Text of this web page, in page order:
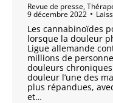
Revue de presse,
9 décembre 2022
Les cannabinoïdes
lorsque la douleur
Ligue allemande
millions de
douleurs
douleur l’une des
plus répandues,
et…